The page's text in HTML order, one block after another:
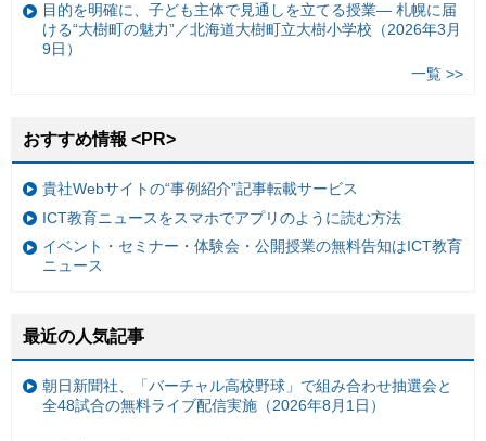
目的を明確に、子ども主体で見通しを立てる授業— 札幌に届
ける“大樹町の魅力”／北海道大樹町立大樹小学校（2026年3月
9日）
一覧 >>
おすすめ情報 <PR>
貴社Webサイトの“事例紹介”記事転載サービス
ICT教育ニュースをスマホでアプリのように読む方法
イベント・セミナー・体験会・公開授業の無料告知はICT教育
ニュース
最近の人気記事
朝日新聞社、「バーチャル高校野球」で組み合わせ抽選会と
全48試合の無料ライブ配信実施（2026年8月1日）